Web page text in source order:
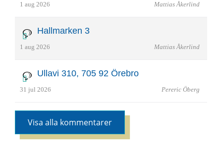
1 aug 2026 Mattias Åkerlind
Hallmarken 3
1 aug 2026 Mattias Åkerlind
Ullavi 310, 705 92 Örebro
31 jul 2026 Pereric Öberg
Visa alla kommentarer